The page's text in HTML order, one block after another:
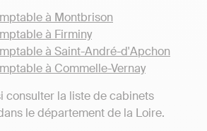
à Montbrison
à Firminy
à Saint-André-d'Apchon
à Commelle-Vernay
consulter la liste de cabinets
le département de la Loire.